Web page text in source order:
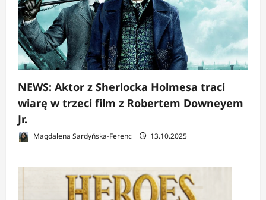
NEWS: Aktor z Sherlocka Holmesa traci
wiarę w trzeci film z Robertem Downeyem
Jr.
Magdalena Sardyńska-Ferenc 13.10.2025